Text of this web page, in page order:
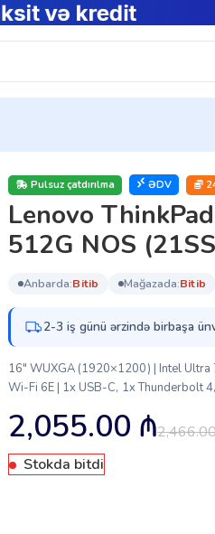
Pulsuz çatdırılma ƏDV
Lenovo
512G NOS
anbarda: bi̇ti̇b mağazada: bi̇ti̇b
2-3 iş günü ərzində birbaşa
16″ WUXGA (1920×1200) | Intel Ultra
Wi-Fi 6E | 1x USB-C, 1x Thunderbolt
2,055.00 ₼
Stokda bitdi